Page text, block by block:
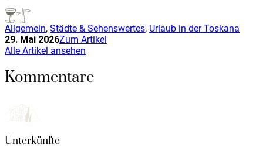
Allgemein, Städte & Sehenswertes, Urlaub in der Toskana
29. Mai 2026Zum Artikel
Alle Artikel ansehen
Kommentare
Unterkünfte